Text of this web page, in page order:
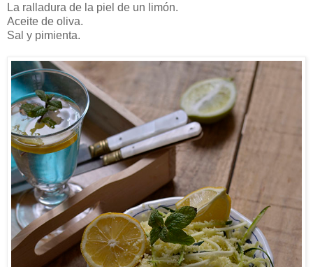
La ralladura de la piel de un limón.
Aceite de oliva.
Sal y pimienta.